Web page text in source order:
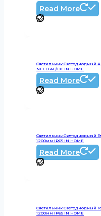
Read More
Светильник Светодиодный
NI-CD AC/DC IN HOME
Read More
Светильник Светодиодный
1200мм IP65 IN HOME
Read More
Светильник Светодиодный
1200мм IP65 IN HOME